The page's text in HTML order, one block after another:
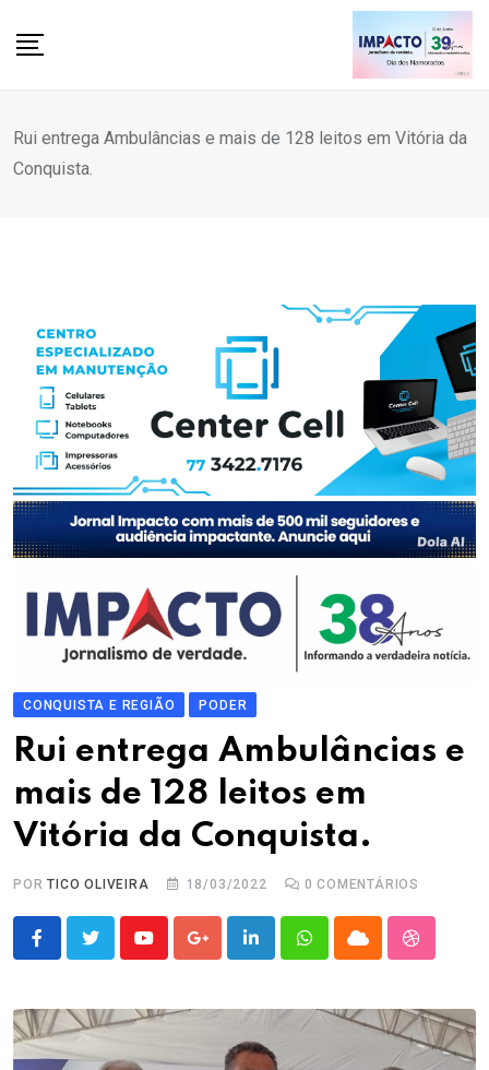
Rui entrega Ambulâncias e mais de 128 leitos em Vitória da
Conquista.
CONQUISTA E REGIÃO PODER
Rui entrega Ambulâncias e
mais de 128 leitos em
Vitória da Conquista.
PORTICO OLIVEIRA 18/03/2022 0 COMENTÁRIOS
YoutubeGoogle+LinkedInWhatsappCloud